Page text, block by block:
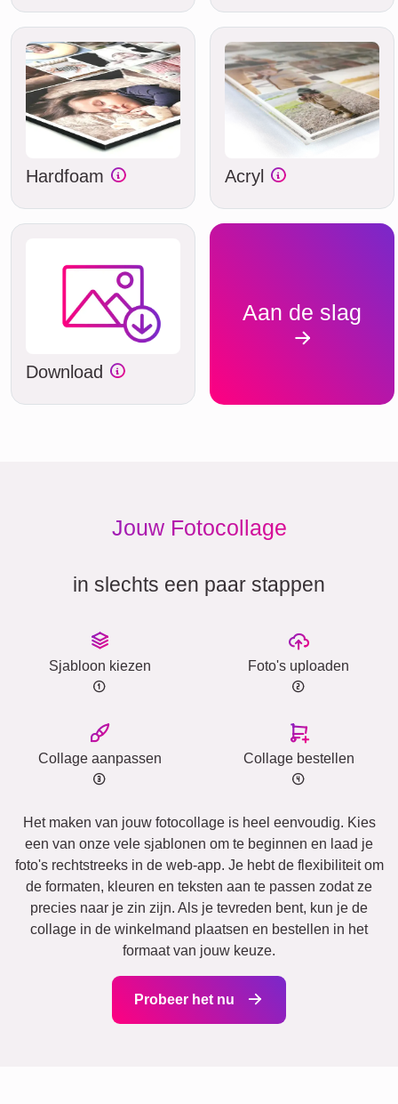
Hardfoam Acryl
Download
Aan de slag
Jouw Fotocollage
in slechts een paar stappen
Sjabloon kiezen Foto's uploaden
Collage aanpassen Collage bestellen
Het maken van jouw fotocollage is heel eenvoudig. Kies
een van onze vele sjablonen om te beginnen en laad je
foto's rechtstreeks in de web-app. Je hebt de flexibiliteit om
de formaten, kleuren en teksten aan te passen zodat ze
precies naar je zin zijn. Als je tevreden bent, kun je de
collage in de winkelmand plaatsen en bestellen in het
formaat van jouw keuze.
Probeer het nu